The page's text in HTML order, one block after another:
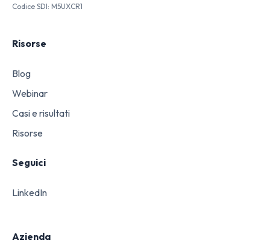
Codice SDI: M5UXCR1
Risorse
Blog
Webinar
Casi e risultati
Risorse
Seguici
LinkedIn
Azienda